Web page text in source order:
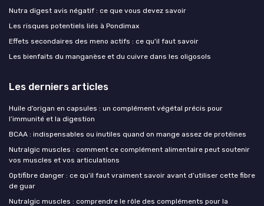
Nutra digest avis négatif : ce que vous devez savoir
Les risques potentiels liés à Pondimax
Effets secondaires des meno actifs : ce qu'il faut savoir
Les bienfaits du manganèse et du cuivre dans les oligosols
Les derniers articles
Huile d’origan en capsules : un complément végétal précis pour
l’immunité et la digestion
BCAA : indispensables ou inutiles quand on mange assez de protéines
Nutralgic muscles : comment ce complément alimentaire peut soutenir
vos muscles et vos articulations
Optifibre danger : ce qu’il faut vraiment savoir avant d’utiliser cette fibre
de guar
Nutralgic muscles : comprendre le rôle des compléments pour la